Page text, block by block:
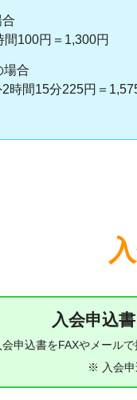
100円＝1,300円
場合
時間15分225円＝
入会申込
申込書をFAXやメール
※ 入会申